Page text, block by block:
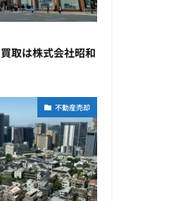
取は株式会社昭和
不動産売却